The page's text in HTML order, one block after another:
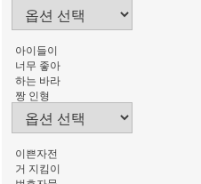
아이들이
너무 좋아
하는 바라
짱 인형
이쁜자전
거 지킴이